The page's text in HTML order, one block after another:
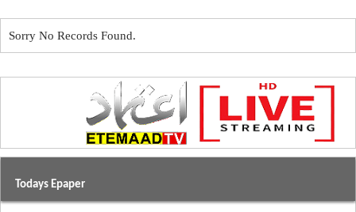
Sorry No Records Found.
Todays Epaper